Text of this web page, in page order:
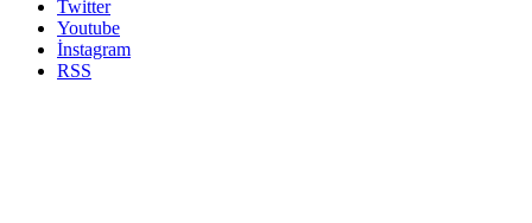
Twitter
Youtube
İnstagram
RSS